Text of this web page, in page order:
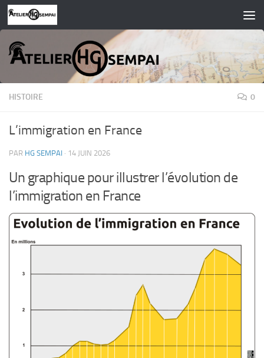
Skip to content
HISTOIRE 0
L’immigration en France
PAR HG SEMPAI · 14 JUIN 2026
Un graphique pour illustrer l’évolution de
l’immigration en France